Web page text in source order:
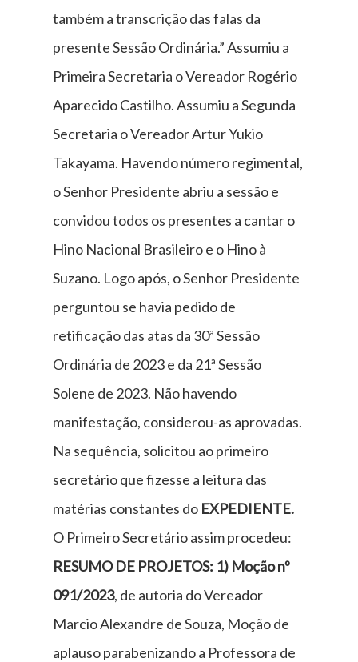
também a transcrição das falas da
presente Sessão Ordinária.” Assumiu a
Primeira Secretaria o Vereador Rogério
Aparecido Castilho. Assumiu a Segunda
Secretaria o Vereador Artur Yukio
Takayama. Havendo número regimental,
o Senhor Presidente abriu a sessão e
convidou todos os presentes a cantar o
Hino Nacional Brasileiro e o Hino à
Suzano. Logo após, o Senhor Presidente
perguntou se havia pedido de
retificação das atas da 30ª Sessão
Ordinária de 2023 e da 21ª Sessão
Solene de 2023. Não havendo
manifestação, considerou-as aprovadas.
Na sequência, solicitou ao primeiro
secretário que fizesse a leitura das
matérias constantes do EXPEDIENTE.
O Primeiro Secretário assim procedeu:
RESUMO DE PROJETOS: 1) Moção nº
091/2023, de autoria do Vereador
Marcio Alexandre de Souza, Moção de
aplauso parabenizando a Professora de